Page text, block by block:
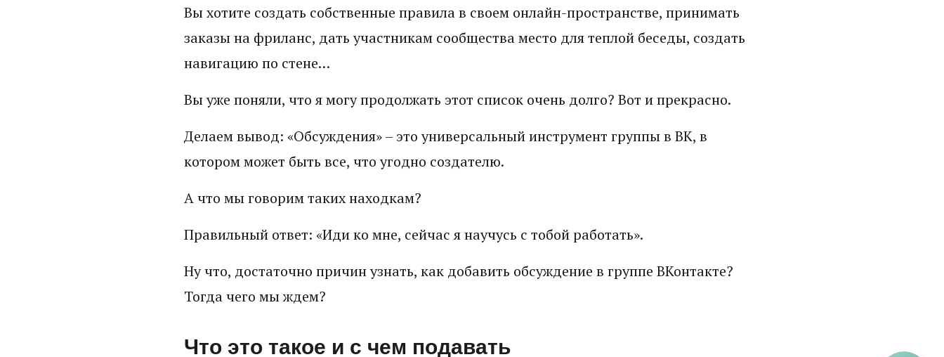
Вы хотите создать собственные правила в своем онлайн-пространстве, принимать
заказы на фриланс, дать участникам сообщества место для теплой беседы, создать
навигацию по стене…
Вы уже поняли, что я могу продолжать этот список очень долго? Вот и прекрасно.
Делаем вывод: «Обсуждения» – это универсальный инструмент группы в ВК, в
котором может быть все, что угодно создателю.
А что мы говорим таких находкам?
Правильный ответ: «Иди ко мне, сейчас я научусь с тобой работать».
Ну что, достаточно причин узнать, как добавить обсуждение в группе ВКонтакте?
Тогда чего мы ждем?
Что это такое и с чем подавать